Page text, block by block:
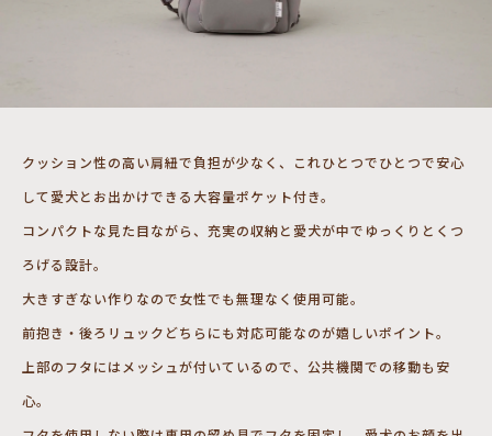
クッション性の高い肩紐で負担が少なく、これひとつでひとつで安心
して愛犬とお出かけできる大容量ポケット付き。
コンパクトな見た目ながら、充実の収納と愛犬が中でゆっくりとくつ
ろげる設計。
大きすぎない作りなので女性でも無理なく使用可能。
前抱き・後ろリュックどちらにも対応可能なのが嬉しいポイント。
上部のフタにはメッシュが付いているので、公共機関での移動も安
心。